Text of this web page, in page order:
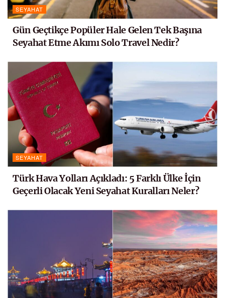
SEYAHAT
Gün Geçtikçe Popüler Hale Gelen Tek Başına
Seyahat Etme Akımı Solo Travel Nedir?
SEYAHAT
Türk Hava Yolları Açıkladı: 5 Farklı Ülke İçin
Geçerli Olacak Yeni Seyahat Kuralları Neler?